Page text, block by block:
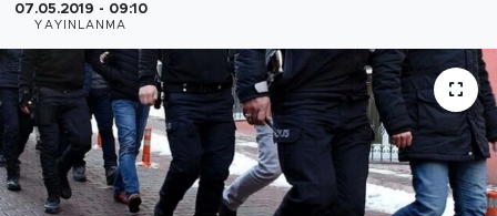
07.05.2019 - 09:10
YAYINLANMA
Eğitim
Sanat
Bölge
Teknoloji
Haber Arşivi